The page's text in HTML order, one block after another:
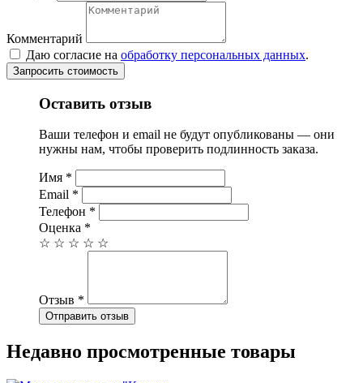
Комментарий
Даю согласие на обработку персональных данных.
Запросить стоимость
Оставить отзыв
Ваши телефон и email не будут опубликованы — они
нужны нам, чтобы проверить подлинность заказа.
Имя *
Email *
Телефон *
Оценка *
☆ ☆ ☆ ☆ ☆
Отзыв *
Отправить отзыв
Недавно просмотренные товары